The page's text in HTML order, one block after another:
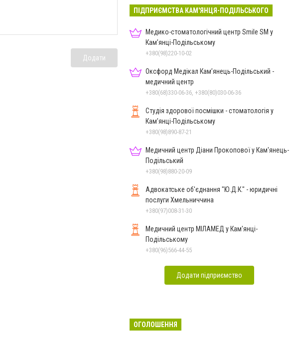
Додати
ПІДПРИЄМСТВА КАМ'ЯНЦЯ-ПОДІЛЬСЬКОГО
Медико-стоматологічний центр Smile SM у
Кам’янці-Подільському
+380(98)220-10-02
Оксфорд Медікал Кам’янець-Подільський -
медичний центр
+380(68)330-06-36, +380(80)030-06-36
Студія здорової посмішки - стоматологія у
Кам’янці-Подільському
+380(98)890-87-21
Медичний центр Діани Прокопової у Кам'янець-
Подільський
+380(98)880-20-09
Адвокатське об'єднання "Ю.Д.К." - юридичні
послуги Хмельниччина
+380(97)008-31-30
Медичний центр МІЛАМЕД у Кам'янці-
Подільському
+380(96)566-44-55
Додати підприємство
ОГОЛОШЕННЯ